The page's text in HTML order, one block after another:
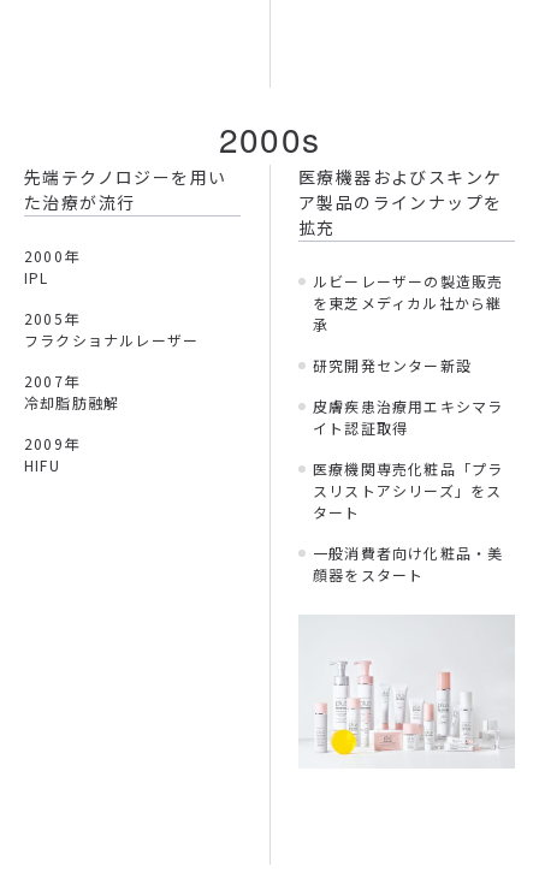
先端テクノロジーを用い
た治療が流行
2000年
IPL
2005年
フラクショナルレーザー
2007年
冷却脂肪融解
2009年
HIFU
2000s
医療機器およびスキンケ
ア製品のラインナップを
拡充
ルビーレーザーの製造販売
を東芝メディカル社から継
承
研究開発センター新設
皮膚疾患治療用エキシマラ
イト認証取得
医療機関専売化粧品「プラ
スリストアシリーズ」をス
タート
一般消費者向け化粧品・美
顔器をスタート